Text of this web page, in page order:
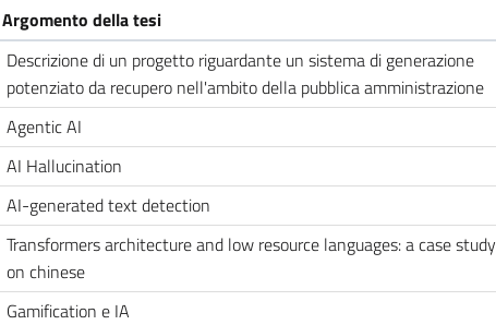
Argomento della tesi
Descrizione di un progetto riguardante un sistema di generazione
potenziato da recupero nell'ambito della pubblica amministrazione
Agentic AI
AI Hallucination
AI-generated text detection
Transformers architecture and low resource languages: a case study
on chinese
Gamification e IA